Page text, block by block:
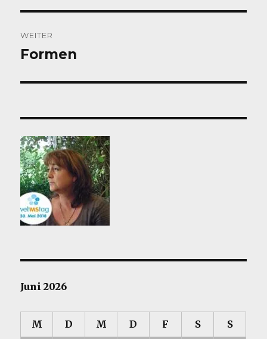
WEITER
Nächster
Formen
Juni 2026
M D M D F S S